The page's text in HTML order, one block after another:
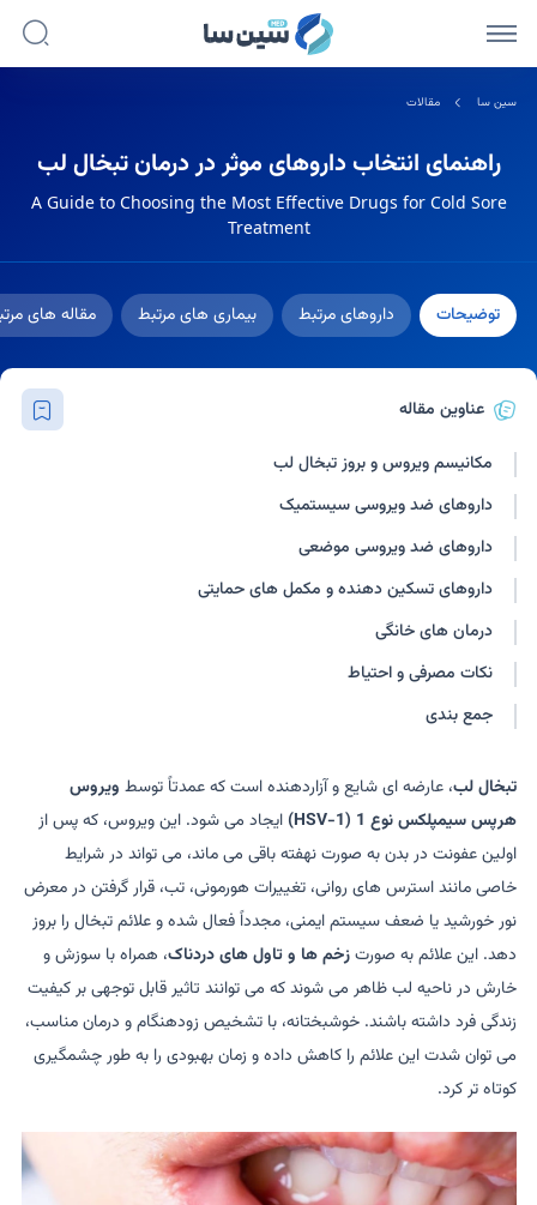
سین سا مقالات
راهنمای انتخاب داروهای موثر در درمان تبخال لب
A Guide to Choosing the Most Effective Drugs for Cold Sore
Treatment
توضیحات داروهای مرتبط بیماری های مرتبط مقاله های
عناوین مقاله
مکانیسم ویروس و بروز تبخال لب
داروهای ضد ویروسی سیستمیک
داروهای ضد ویروسی موضعی
داروهای تسکین دهنده و مکمل های حمایتی
درمان های خانگی
نکات مصرفی و احتیاط
جمع بندی
تبخال لب، عارضه ای شایع و آزاردهنده است که عمدتاً توسط ویروس
هرپس سیمپلکس نوع 1 (HSV-1)
ایجاد می شود. این ویروس، که پس از
اولین عفونت در بدن به صورت نهفته باقی می ماند، می تواند در شرایط
خاصی مانند استرس های روانی، تغییرات هورمونی، تب، قرار گرفتن در معرض
نور خورشید یا ضعف سیستم ایمنی، مجدداً فعال شده و علائم تبخال را بروز
دهد. این علائم به صورتزخم ها و تاول های دردناک، همراه با سوزش و
خارش در ناحیه لب ظاهر می شوند که می توانند تاثیر قابل توجهی بر کیفیت
زندگی فرد داشته باشند. خوشبختانه، با تشخیص زودهنگام و درمان مناسب،
می توان شدت این علائم را کاهش داده و زمان بهبودی را به طور چشمگیری
کوتاه تر کرد.